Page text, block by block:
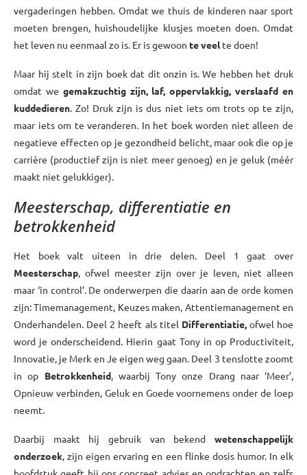
vergaderingen hebben. Omdat we thuis de kinderen naar sport
moeten brengen, huishoudelijke klusjes moeten doen. Omdat
het leven nu eenmaal zo is. Er is gewoon te veelte doen!
Maar hij stelt in zijn boek dat dit onzin is. We hebben het druk
omdat we gemakzuchtig zijn, laf, oppervlakkig, verslaafd en
kuddedieren. Zo! Druk zijn is dus niet iets om trots op te zijn,
maar iets om te veranderen. In het boek worden niet alleen de
negatieve effecten op je gezondheid belicht, maar ook die op je
carrière (productief zijn is niet meer genoeg) en je geluk (méér
maakt niet gelukkiger).
Meesterschap, differentiatie en
betrokkenheid
Het boek valt uiteen in drie delen. Deel 1 gaat over
Meesterschap, ofwel meester zijn over je leven, niet alleen
maar ‘in control’. De onderwerpen die daarin aan de orde komen
zijn: Timemanagement, Keuzes maken, Attentiemanagement en
Onderhandelen. Deel 2 heeft als titel Differentiatie, ofwel hoe
word je onderscheidend. Hierin gaat Tony in op Productiviteit,
Innovatie, je Merk en Je eigen weg gaan. Deel 3 tenslotte zoomt
in op Betrokkenheid, waarbij Tony onze Drang naar ‘Meer’,
Opnieuw verbinden, Geluk en Goede voornemens onder de loep
neemt.
Daarbij maakt hij gebruik van bekend wetenschappelijk
onderzoek, zijn eigen ervaring en een flinke dosis humor. In elk